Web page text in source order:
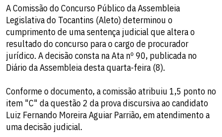
A Comissão do Concurso Público da Assembleia
Legislativa do Tocantins (Aleto) determinou o
cumprimento de uma sentença judicial que altera o
resultado do concurso para o cargo de procurador
jurídico. A decisão consta na Ata nº 90, publicada no
Diário da Assembleia desta quarta-feira (8).
Conforme o documento, a comissão atribuiu 1,5 ponto no
item "C" da questão 2 da prova discursiva ao candidato
Luiz Fernando Moreira Aguiar Parrião, em atendimento a
uma decisão judicial.